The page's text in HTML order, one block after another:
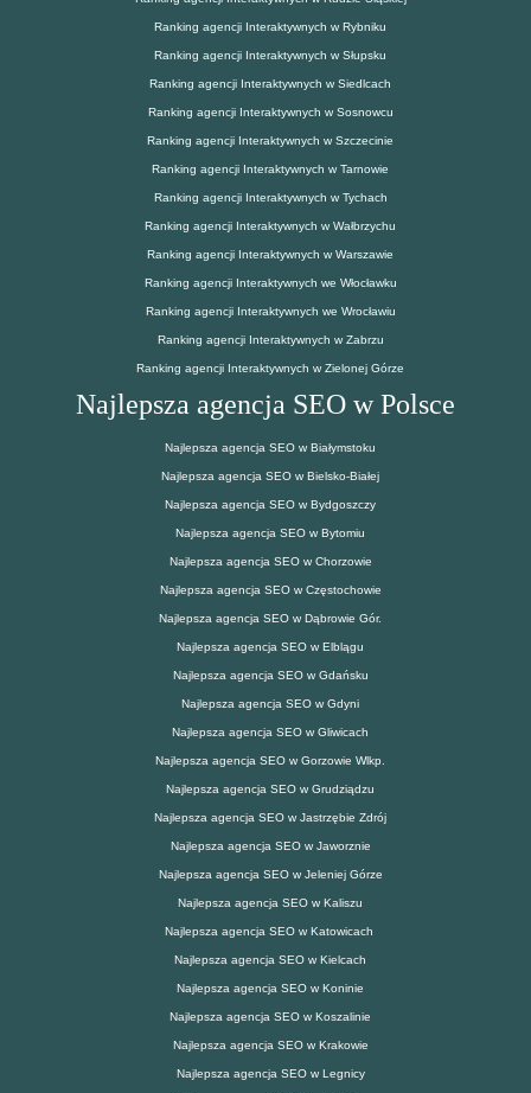
Ranking agencji Interaktywnych w Rybniku
Ranking agencji Interaktywnych w Słupsku
Ranking agencji Interaktywnych w Siedlcach
Ranking agencji Interaktywnych w Sosnowcu
Ranking agencji Interaktywnych w Szczecinie
Ranking agencji Interaktywnych w Tarnowie
Ranking agencji Interaktywnych w Tychach
Ranking agencji Interaktywnych w Wałbrzychu
Ranking agencji Interaktywnych w Warszawie
Ranking agencji Interaktywnych we Włocławku
Ranking agencji Interaktywnych we Wrocławiu
Ranking agencji Interaktywnych w Zabrzu
Ranking agencji Interaktywnych w Zielonej Górze
Najlepsza agencja SEO w Polsce
Najlepsza agencja SEO w Białymstoku
Najlepsza agencja SEO w Bielsko-Białej
Najlepsza agencja SEO w Bydgoszczy
Najlepsza agencja SEO w Bytomiu
Najlepsza agencja SEO w Chorzowie
Najlepsza agencja SEO w Częstochowie
Najlepsza agencja SEO w Dąbrowie Gór.
Najlepsza agencja SEO w Elblągu
Najlepsza agencja SEO w Gdańsku
Najlepsza agencja SEO w Gdyni
Najlepsza agencja SEO w Gliwicach
Najlepsza agencja SEO w Gorzowie Wlkp.
Najlepsza agencja SEO w Grudziądzu
Najlepsza agencja SEO w Jastrzębie Zdrój
Najlepsza agencja SEO w Jaworznie
Najlepsza agencja SEO w Jeleniej Górze
Najlepsza agencja SEO w Kaliszu
Najlepsza agencja SEO w Katowicach
Najlepsza agencja SEO w Kielcach
Najlepsza agencja SEO w Koninie
Najlepsza agencja SEO w Koszalinie
Najlepsza agencja SEO w Krakowie
Najlepsza agencja SEO w Legnicy